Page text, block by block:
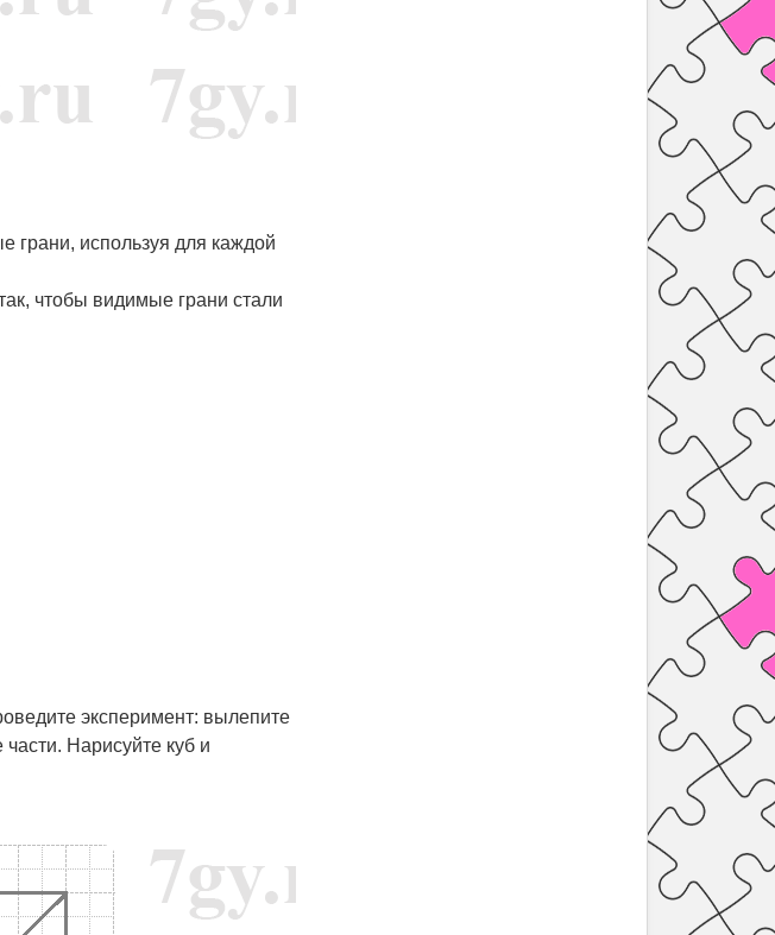
грани, используя для каждой
чтобы видимые грани стали
эксперимент: вылепите
Нарисуйте куб и